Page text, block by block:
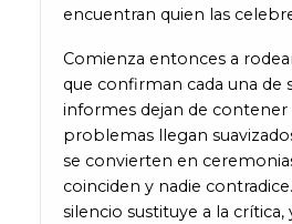
encuentran quien las
Comienza entonces a
que confirman cada una de
informes dejan de contener
problemas llegan
se convierten en
coinciden y nadie
silencio sustituye a la crítica,